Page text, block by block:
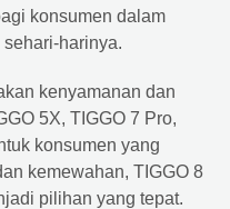
konsumen dalam
harinya.
kenyamanan dan
5X, TIGGO 7 Pro,
konsumen yang
kemewahan, TIGGO 8
pilihan yang tepat.